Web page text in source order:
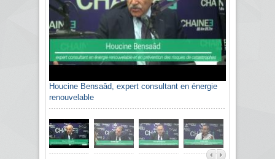
Houcine Bensaâd, expert consultant en énergie
renouvelable